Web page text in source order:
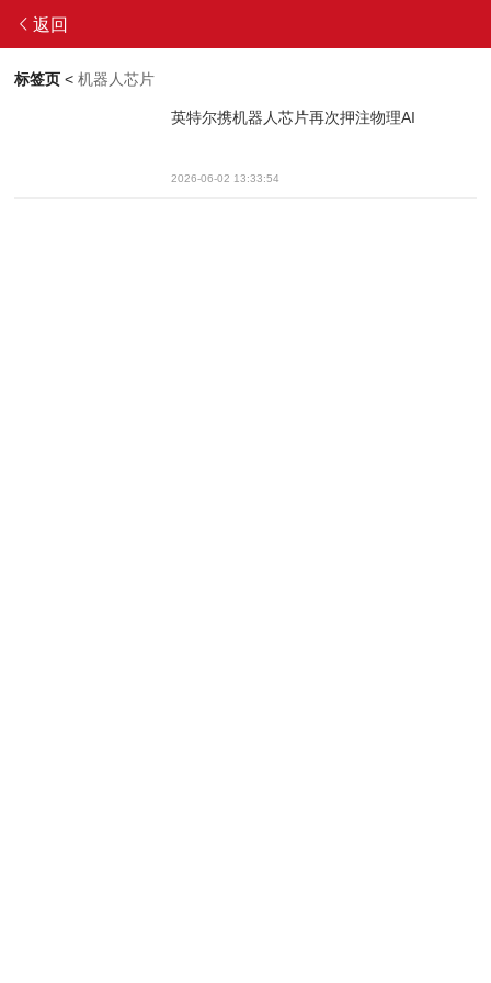
返回
标签页 <机器人芯片
英特尔携机器人芯片再次押注物理AI
2026-06-02 13:33:54